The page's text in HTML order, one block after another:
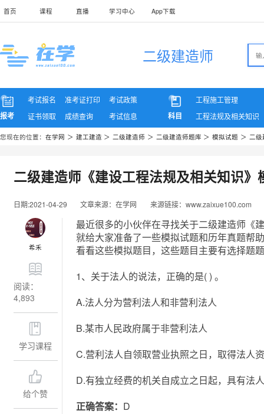
首页 课程 直播 学习中心 App下载
二级建造师
报考
考试报名
证书领取
准考证打印
成绩查询
考试政策
考试信息
科目
工程施工管理
工程法规及相关知识
您现在的位置： 在学网 ＞ 建工建造 ＞ 二级建造师 ＞ 二级建造师题库 ＞ 模拟试题 ＞ 二
二级建造师《建设工程法规及相关知识》
日期:2021-04-29 文章来源：在学网 来源链接：www.zaixue100.com
希禾
阅读：
4,893
学习课程
给个赞
最近很多的小伙伴在寻找关于二级建造师《
就给大家准备了一些模拟试题和历年真题帮
看看这些模拟题目，这些题目主要有选择题
1、关于法人的说法，正确的是( ) 。
A.法人分为营利法人和非营利法人
B.某市人民政府属于非营利法人
C.营利法人自领取营业执照之日，取得法人
D.有独立经费的机关自成立之日起，具有法
正确答案： D